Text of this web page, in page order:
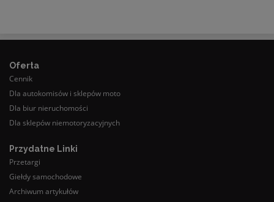
Oferta
Cennik
Dla autokomisów i sklepów moto
Dla biur nieruchomości
Dla sklepów niemotoryzacyjnych
Przydatne Linki
Przetargi
Giełdy samochodowe
Archiwum artykułów